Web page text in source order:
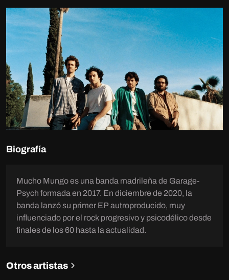
Biografía
Mucho Mungo es una banda madrileña de Garage-
Psych formada en 2017. En diciembre de 2020, la
banda lanzó su primer EP autroproducido, muy
influenciado por el rock progresivo y psicodélico desde
finales de los 60 hasta la actualidad.
Otros artistas